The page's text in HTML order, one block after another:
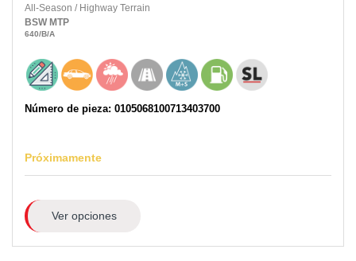
All-Season / Highway Terrain
BSW MTP
640/B/A
Número de pieza: 0105068100713403700
Próximamente
Ver opciones